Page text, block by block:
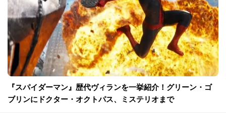
『スパイダーマン』歴代ヴィランを一挙紹介！グリーン・ゴ
ブリンにドクター・オクトパス、ミステリオまで